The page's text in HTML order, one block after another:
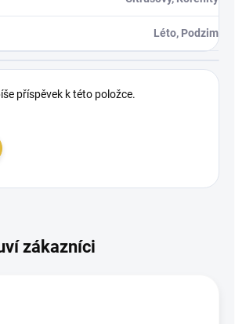
Léto, Podzim
příspěvek k této položce.